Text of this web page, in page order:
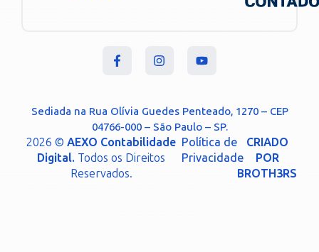
Sediada na Rua Olívia Guedes Penteado, 1270 – CEP
04766-000 – São Paulo – SP.
2026 ©AEXO Contabilidade
Digital. Todos os Direitos
Reservados.
Política de
Privacidade
CRIADO
POR
BROTH3RS